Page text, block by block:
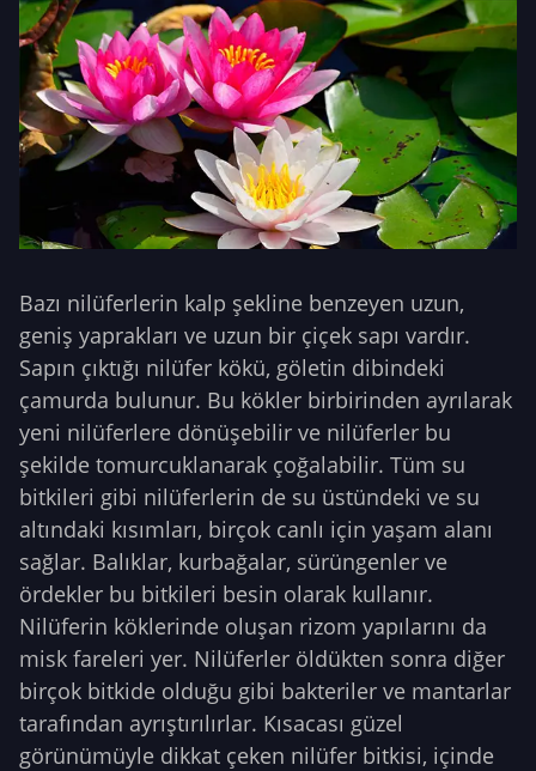
Bazı nilüferlerin kalp şekline benzeyen uzun,
geniş yaprakları ve uzun bir çiçek sapı vardır.
Sapın çıktığı nilüfer kökü, göletin dibindeki
çamurda bulunur. Bu kökler birbirinden ayrılarak
yeni nilüferlere dönüşebilir ve nilüferler bu
şekilde tomurcuklanarak çoğalabilir. Tüm su
bitkileri gibi nilüferlerin de su üstündeki ve su
altındaki kısımları, birçok canlı için yaşam alanı
sağlar. Balıklar, kurbağalar, sürüngenler ve
ördekler bu bitkileri besin olarak kullanır.
Nilüferin köklerinde oluşan rizom yapılarını da
misk fareleri yer. Nilüferler öldükten sonra diğer
birçok bitkide olduğu gibi bakteriler ve mantarlar
tarafından ayrıştırılırlar. Kısacası güzel
görünümüyle dikkat çeken nilüfer bitkisi, içinde